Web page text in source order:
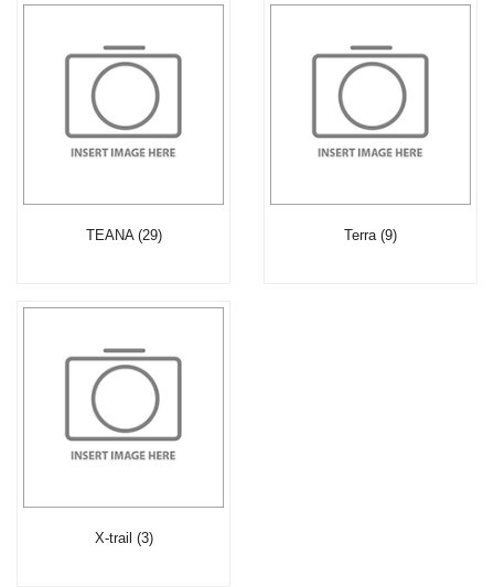
TEANA (29) Terra (9)
X-trail (3)